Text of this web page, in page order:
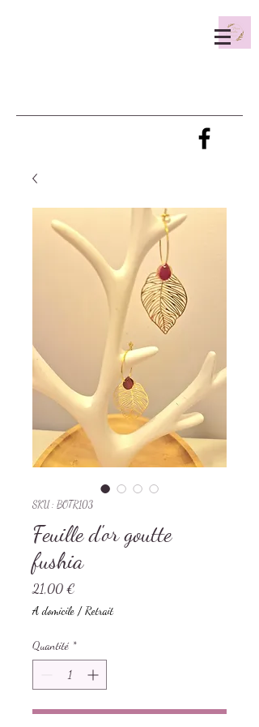
SKU : BOTR103
Feuille d'or goutte
fushia
21,00 €
A domicile / Retrait
Quantité *